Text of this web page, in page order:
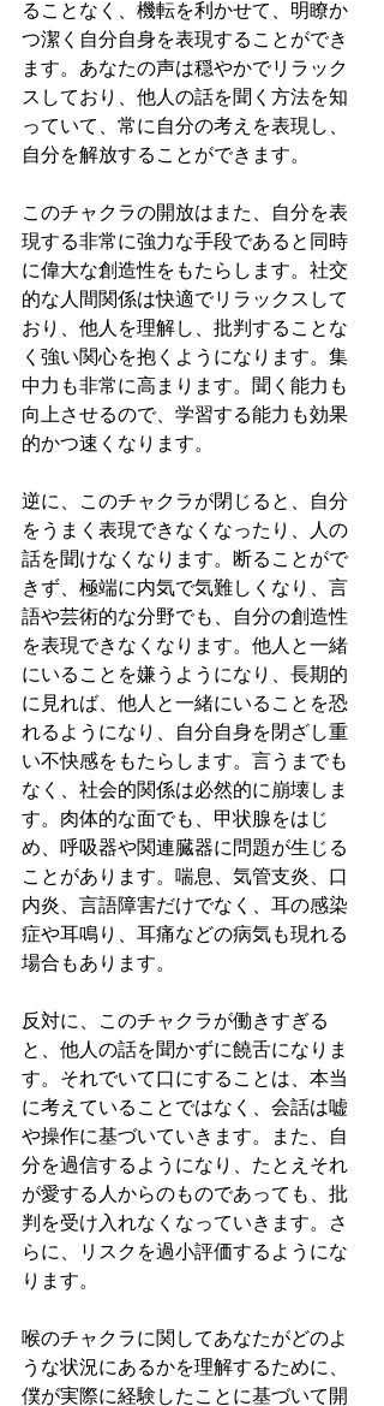
ることなく、機転を利かせて、明瞭か
つ潔く自分自身を表現することができ
ます。あなたの声は穏やかでリラック
スしており、他人の話を聞く方法を知
っていて、常に自分の考えを表現し、
自分を解放することができます。
このチャクラの開放はまた、自分を表
現する非常に強力な手段であると同時
に偉大な創造性をもたらします。社交
的な人間関係は快適でリラックスして
おり、他人を理解し、批判することな
く強い関心を抱くようになります。集
中力も非常に高まります。聞く能力も
向上させるので、学習する能力も効果
的かつ速くなります。
逆に、このチャクラが閉じると、自分
をうまく表現できなくなったり、人の
話を聞けなくなります。断ることがで
きず、極端に内気で気難しくなり、言
語や芸術的な分野でも、自分の創造性
を表現できなくなります。他人と一緒
にいることを嫌うようになり、長期的
に見れば、他人と一緒にいることを恐
れるようになり、自分自身を閉ざし重
い不快感をもたらします。言うまでも
なく、社会的関係は必然的に崩壊しま
す。肉体的な面でも、甲状腺をはじ
め、呼吸器や関連臓器に問題が生じる
ことがあります。喘息、気管支炎、口
内炎、言語障害だけでなく、耳の感染
症や耳鳴り、耳痛などの病気も現れる
場合もあります。
反対に、このチャクラが働きすぎる
と、他人の話を聞かずに饒舌になりま
す。それでいて口にすることは、本当
に考えていることではなく、会話は嘘
や操作に基づいていきます。また、自
分を過信するようになり、たとえそれ
が愛する人からのものであっても、批
判を受け入れなくなっていきます。さ
らに、リスクを過小評価するようにな
ります。
喉のチャクラに関してあなたがどのよ
うな状況にあるかを理解するために、
僕が実際に経験したことに基づいて開